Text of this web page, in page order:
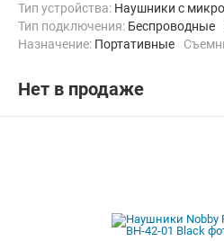
Тип устройства: Наушники с
Тип подключения: Беспроводные
Назначение: Портативные
Нет в продаже